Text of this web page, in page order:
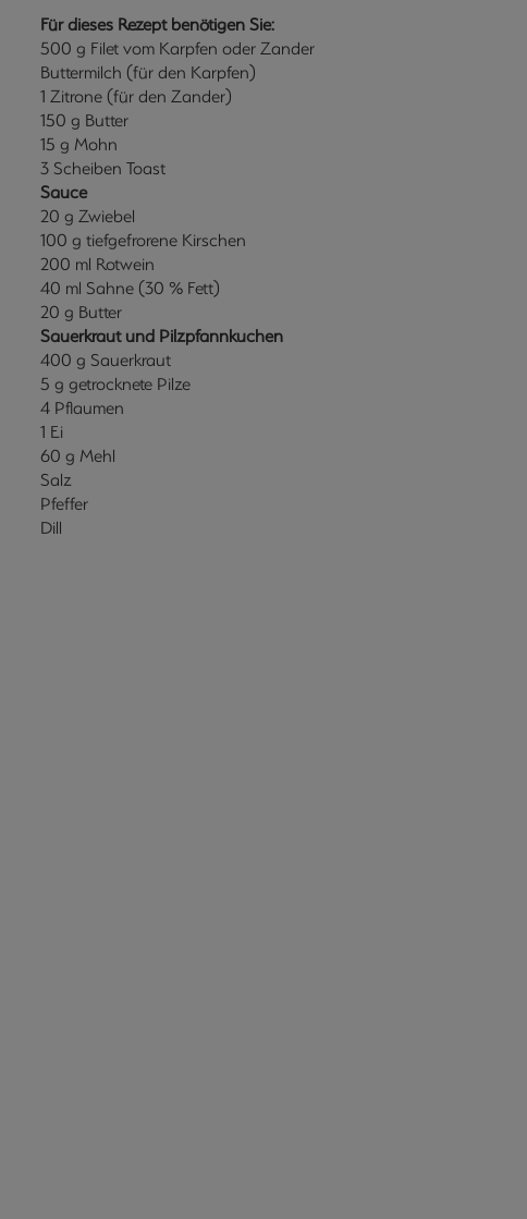
Für dieses Rezept benötigen Sie:
500 g Filet vom Karpfen oder Zander
Buttermilch (für den Karpfen)
1 Zitrone (für den Zander)
150 g Butter
15 g Mohn
3 Scheiben Toast
Sauce
20 g Zwiebel
100 g tiefgefrorene Kirschen
200 ml Rotwein
40 ml Sahne (30 % Fett)
20 g Butter
Sauerkraut und Pilzpfannkuchen
400 g Sauerkraut
5 g getrocknete Pilze
4 Pflaumen
1 Ei
60 g Mehl
Salz
Pfeffer
Dill